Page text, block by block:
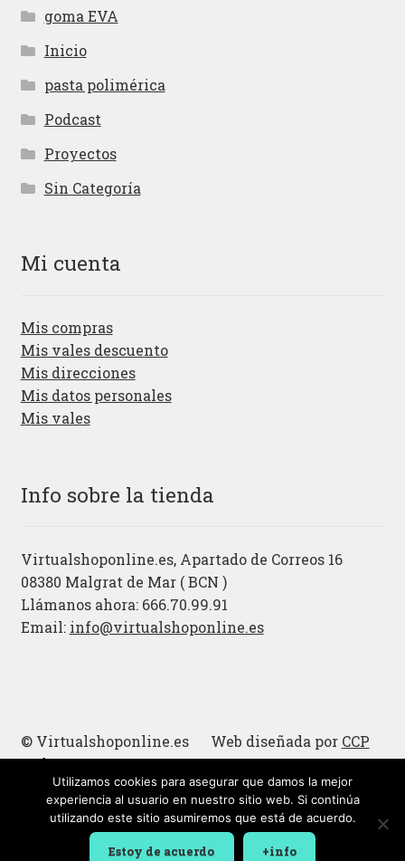
goma EVA
Inicio
pasta polimérica
Podcast
Proyectos
Sin Categoría
Mi cuenta
Mis compras
Mis vales descuento
Mis direcciones
Mis datos personales
Mis vales
Info sobre la tienda
Virtualshoponline.es, Apartado de Correos 16
08380 Malgrat de Mar ( BCN )
Llámanos ahora: 666.70.99.91
Email: info@virtualshoponline.es
© Virtualshoponline.es Web diseñada por CCP
Cadena
Cucharas de madera
Utilizamos cookies para asegurar que damos la mejor
experiencia al usuario en nuestro sitio web. Si continúa
utilizando este sitio asumiremos que está de acuerdo.
Estoy de acuerdo +info